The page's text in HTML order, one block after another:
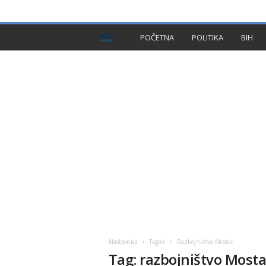
POČETNA POLITIKA BIH
Naslovnica Tagovi Razbojništvo Mostar
Tag: razbojništvo